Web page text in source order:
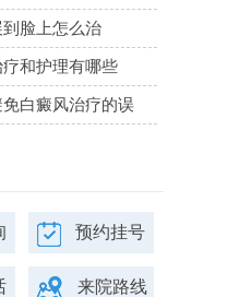
脸上怎么治
和护理有哪些
白癜风治疗的误
预约挂号
来院路线